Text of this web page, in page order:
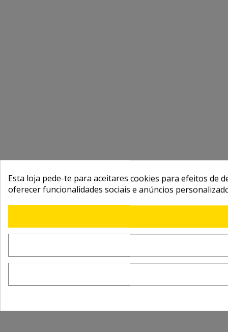
Esta loja pede-te para aceitares cookies para efeitos de
oferecer funcionalidades sociais e anúncios